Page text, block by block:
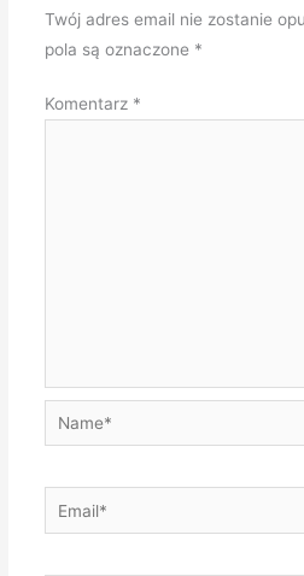
Twój adres email nie zostanie
pola są oznaczone *
Komentarz *
Name*
Email*